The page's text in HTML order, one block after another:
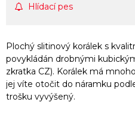
Hlídací pes
Plochý slitinový korálek s
povykládán drobnými
zkratka CZ). Korálek má
jej víte otočit do náramku
trošku vyvýšený.